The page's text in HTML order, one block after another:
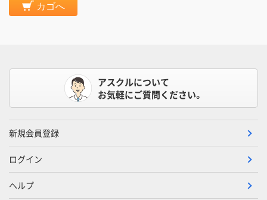
カゴへ
アスクルについて
お気軽にご質問ください。
新規会員登録
ログイン
ヘルプ